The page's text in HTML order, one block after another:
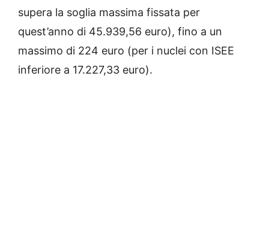
supera la soglia massima fissata per
quest’anno di 45.939,56 euro), fino a un
massimo di 224 euro (per i nuclei con ISEE
inferiore a 17.227,33 euro).